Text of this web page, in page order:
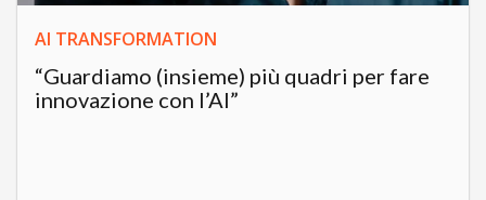
AI TRANSFORMATION
“Guardiamo (insieme) più quadri per fare
innovazione con l’AI”